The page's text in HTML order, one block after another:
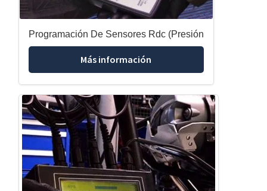
Programación De Sensores Rdc (Presión
Más información